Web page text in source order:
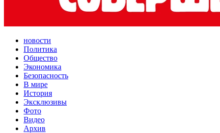
новости
Политика
Общество
Экономика
Безопасность
В мире
История
Эксклюзивы
Фото
Видео
Архив